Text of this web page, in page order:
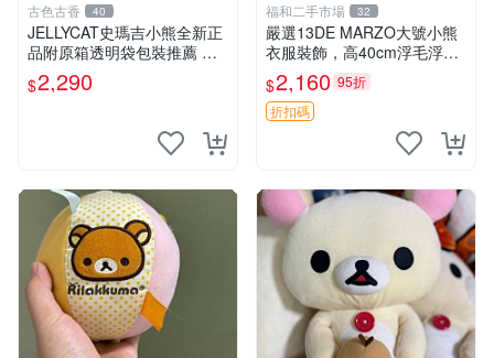
古色古香 40
JELLYCAT史瑪吉小熊全新正
品附原箱透明袋包裝推薦 透
明袋 包裝盒 史瑪吉小熊
$2,290
福和二手市場 32
嚴選13DE MARZO大號小熊
衣服裝飾，高40cm浮毛浮
灰，詳觀後再拍。二手收藏請
珍惜。 13DE MARZO 二手
小熊 衣服裝飾
$2,160 95折
折扣碼